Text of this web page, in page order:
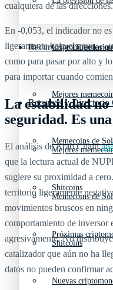
Recursos y Directorio
Mejores
Memecoins de
Shitcoins
Próximas
Nuevas
Criptomonedas
Recursos y Directorio
Mejores
Memecoins de
Shitcoins
cualquiera de las direcciones.
En -0,053, el indicador no
ligeramente bajo el agua —
como para pasar por alto y
para importar cuando
La estabilidad no
seguridad. Es
El análisis de Arab Chain
que la lectura actual de
sugiere su proximidad a
territorio ligeramente
movimientos bruscos en
comportamiento de inversor
agresivamente. No
catalizador que aún no ha
datos no pueden confirmar